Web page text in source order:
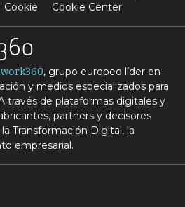
Cookie Cookie Center
, grupo europeo líder en
y medios especializados para
través de plataformas digitales y
partners y decisores
Transformación Digital, la
empresarial.